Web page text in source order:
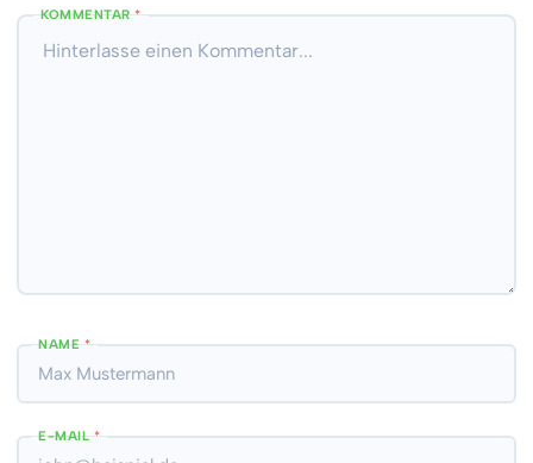
KOMMENTAR*
NAME*
E-MAIL*